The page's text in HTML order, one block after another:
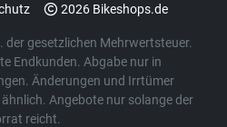
2026 Bikeshops.de
der gesetzlichen Mehrwertsteuer.
Endkunden. Abgabe nur in
Änderungen und Irrtümer
Angebote nur solange der
reicht.